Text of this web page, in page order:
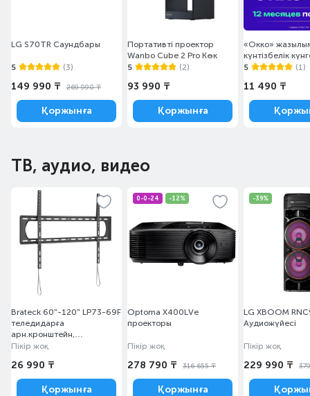
LG S70TR Саундбары
5 (3)
149 990 ₸ 269 990 ₸
Қоржынға
Портативті проектор
Wanbo Cube 2 Pro Көк
5
(2)
93 990 ₸
Қоржынға
«Окко»
күнтізбелік
5
(1)
11 490 ₸
ТВ, аудио, видео
Brateck 60"-120" LP73-69F
теледидарға
арн.кронштейн,
макс.ж.к.20 кг, қара
Пікір жоқ
26 990 ₸
Қоржынға
0-0-24 -12%
Optoma X400LVe
проекторы
Пікір жоқ
278 790 ₸ 316 655 ₸
Қоржынға
-39%
LG XBOOM
Аудиожүйесі
Пікір жоқ
229 990 ₸